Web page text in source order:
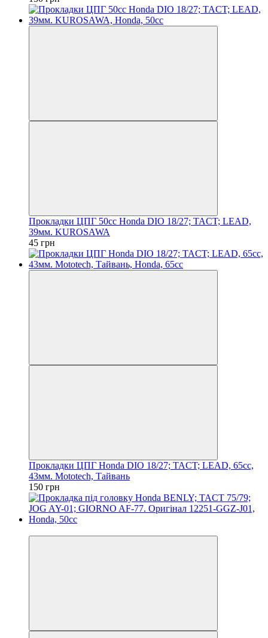
Прокладки ЦПГ 50сс Honda DIO 18/27; TACT; LEAD,
39мм. KUROSAWA
45 грн
Прокладки ЦПГ Honda DIO 18/27; TACT; LEAD, 65cc,
43мм. Mototech, Тайвань
150 грн